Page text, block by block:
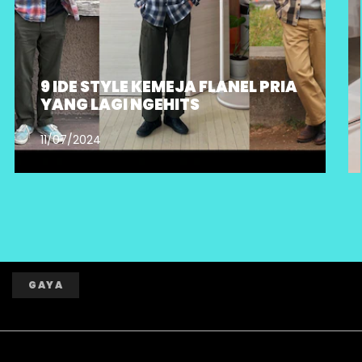
9 IDE STYLE KEMEJA FLANEL PRIA
YANG LAGI NGEHITS
11/07/2024
GAYA